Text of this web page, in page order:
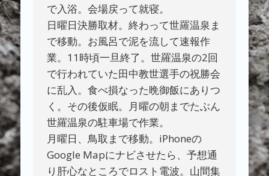
で入浴。会場戻って就寝。
日曜日決勝取材。終わって世羅温泉ま
で移動。お風呂で泥を流して速報作
業。11時頃一旦終了。世羅温泉の2回
で行われていた田中教世選手の祝勝会
に乱入。食べ損なった晩御飯にありつ
く。その後仮眠。月曜の朝までたぶん
世羅温泉の駐車場で作業。
月曜日、鳥取まで移動。iPhoneの
Google Mapにナビさせたら、予想通
り肝心なところでロスト電波。山間集